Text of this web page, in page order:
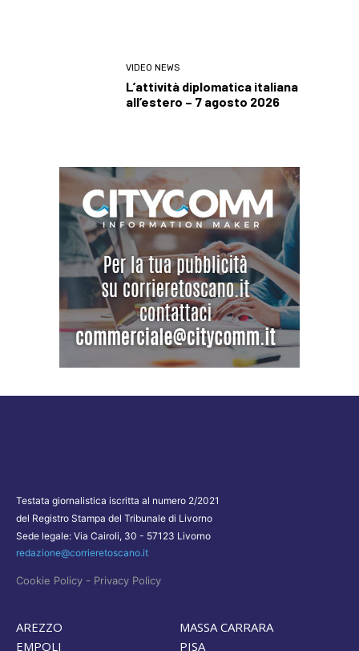
VIDEO NEWS
L’attività diplomatica italiana
all’estero – 7 agosto 2026
Testata giornalistica iscritta al numero 2/2021
del Registro Stampa del Tribunale di Livorno
Sede legale: Via Cairoli, 30 - 57123 Livorno
redazione@corrieretoscano.it
Cookie Policy - Privacy Policy
AREZZO
EMPOLI
MASSA CARRARA
PISA